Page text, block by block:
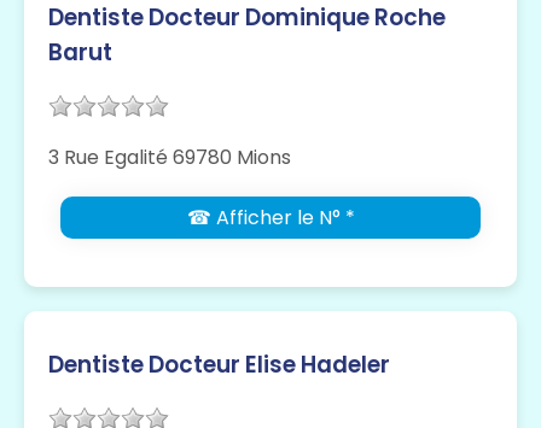
Dentiste Docteur Dominique Roche
Barut
3 Rue Egalité 69780 Mions
☎ Afficher le N° *
Dentiste Docteur Elise Hadeler